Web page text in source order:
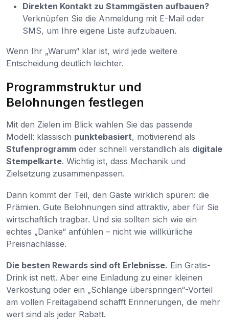
Direkten Kontakt zu Stammgästen aufbauen?
Verknüpfen Sie die Anmeldung mit E-Mail oder
SMS, um Ihre eigene Liste aufzubauen.
Wenn Ihr „Warum“ klar ist, wird jede weitere
Entscheidung deutlich leichter.
Programmstruktur und
Belohnungen festlegen
Mit den Zielen im Blick wählen Sie das passende
Modell: klassisch punktebasiert, motivierend als
Stufenprogramm oder schnell verständlich als digitale
Stempelkarte. Wichtig ist, dass Mechanik und
Zielsetzung zusammenpassen.
Dann kommt der Teil, den Gäste wirklich spüren: die
Prämien. Gute Belohnungen sind attraktiv, aber für Sie
wirtschaftlich tragbar. Und sie sollten sich wie ein
echtes „Danke“ anfühlen – nicht wie willkürliche
Preisnachlässe.
Die besten Rewards sind oft Erlebnisse. Ein Gratis-
Drink ist nett. Aber eine Einladung zu einer kleinen
Verkostung oder ein „Schlange überspringen“-Vorteil
am vollen Freitagabend schafft Erinnerungen, die mehr
wert sind als jeder Rabatt.